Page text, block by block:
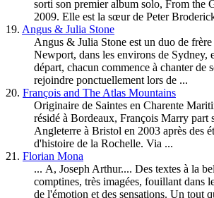
sorti son premier album solo, From the
2009. Elle est la sœur de Peter
19. Angus & Julia Stone
Angus & Julia Stone est un duo de frère
Newport, dans les environs de Sydney,
départ, chacun commence à chanter de
rejoindre ponctuellement lors de ...
20. François and The Atlas Mountains
Originaire de Saintes en Charente
résidé à Bordeaux, François Marry part
Angleterre à Bristol en 2003 après des
d'histoire de la Rochelle. Via ...
21. Florian Mona
... A, Joseph Arthur.... Des textes à la
comptines, très imagées, fouillant dans
de l'émotion et des sensations. Un tout